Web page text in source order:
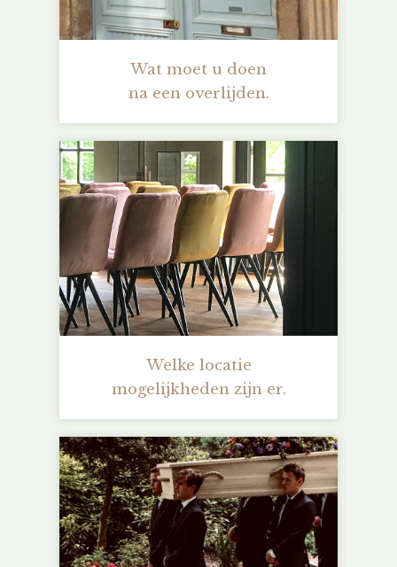
Wat moet u doen
na een overlijden.
Welke locatie
mogelijkheden zijn er.